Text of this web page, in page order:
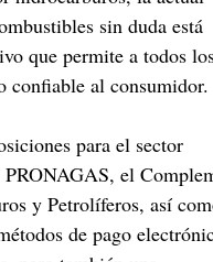
sin duda está
que permite a todos
confiable al consumidor.
para el sector
el
y Petrolíferos, así
de pago